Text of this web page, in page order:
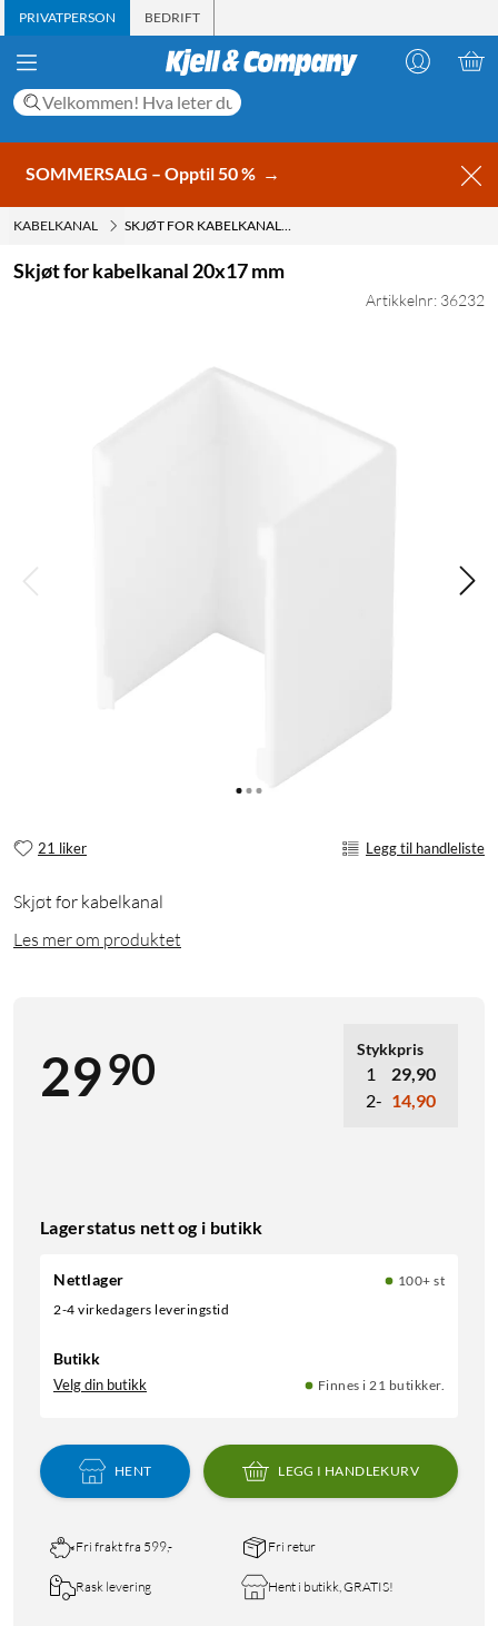
PRIVATPERSON BEDRIFT
SOMMERSALG – Opptil 50 % →
KABELKANAL SKJØT FOR KABELKANAL 20X17 MM
Skjøt for kabelkanal 20x17 mm
Artikkelnr: 36232
21 liker Legg til handleliste
Skjøt for kabelkanal
Les mer om produktet
2990 Stykkpris
1
29,90
2- 14,90
Lagerstatus nett og i butikk
Nettlager
100+ st
2-4 virkedagers leveringstid
Butikk
Velg din butikk Finnes i 21 butikker.
HENT LEGG I HANDLEKURV
Fri frakt fra 599,- Fri retur
Rask levering Hent i butikk, GRATIS!